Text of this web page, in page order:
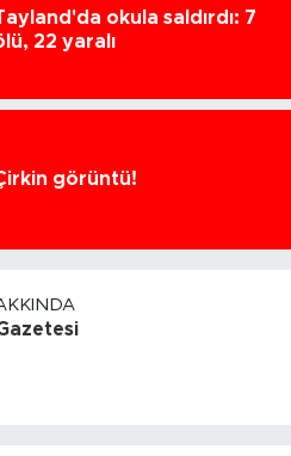
okula saldırdı: 7
22 yaralı
görüntü!